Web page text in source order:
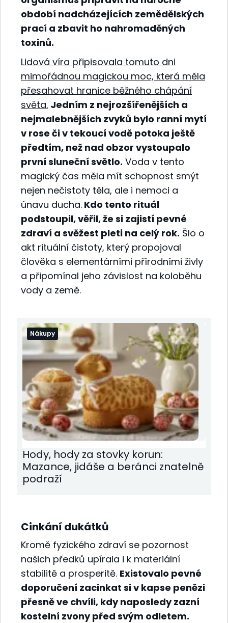
období nadcházejících zemědělských
prací a zbavit ho nahromaděných
toxinů.
Lidová víra připisovala tomuto dni
mimořádnou magickou moc, která měla
přesahovat hranice běžného chápání
světa. Jedním z nejrozšířenějších a
nejmalebnějších zvyků bylo ranní mytí
v rose či v tekoucí vodě potoka ještě
předtím, než nad obzor vystoupalo
první sluneční světlo. Voda v tento
magický čas měla mít schopnost smýt
nejen nečistoty těla, ale i nemoci a
únavu ducha. Kdo tento rituál
podstoupil, věřil, že si zajistí pevné
zdraví a svěžest pleti na celý rok. Šlo o
akt rituální čistoty, který propojoval
člověka s elementárními přírodními živly
a připomínal jeho závislost na koloběhu
vody a země.
Nákupy
Hody, hody za stovky korun:
Mazance, jidáše a beránci znatelně
podraží
Cinkání dukátků
Kromě fyzického zdraví se pozornost
našich předků upírala i k materiální
stabilitě a prosperitě. Existovalo pevné
doporučení zacinkat si v kapse penězi
přesně ve chvíli, kdy naposledy zazní
kostelní zvony před svým odletem.